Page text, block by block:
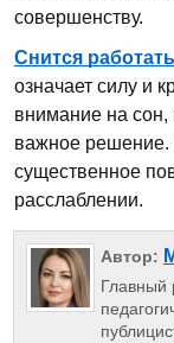
совершенству.
Снится
означает силу и
внимание на сон,
важное решение.
существенное
расслаблении.
Автор:
Главный